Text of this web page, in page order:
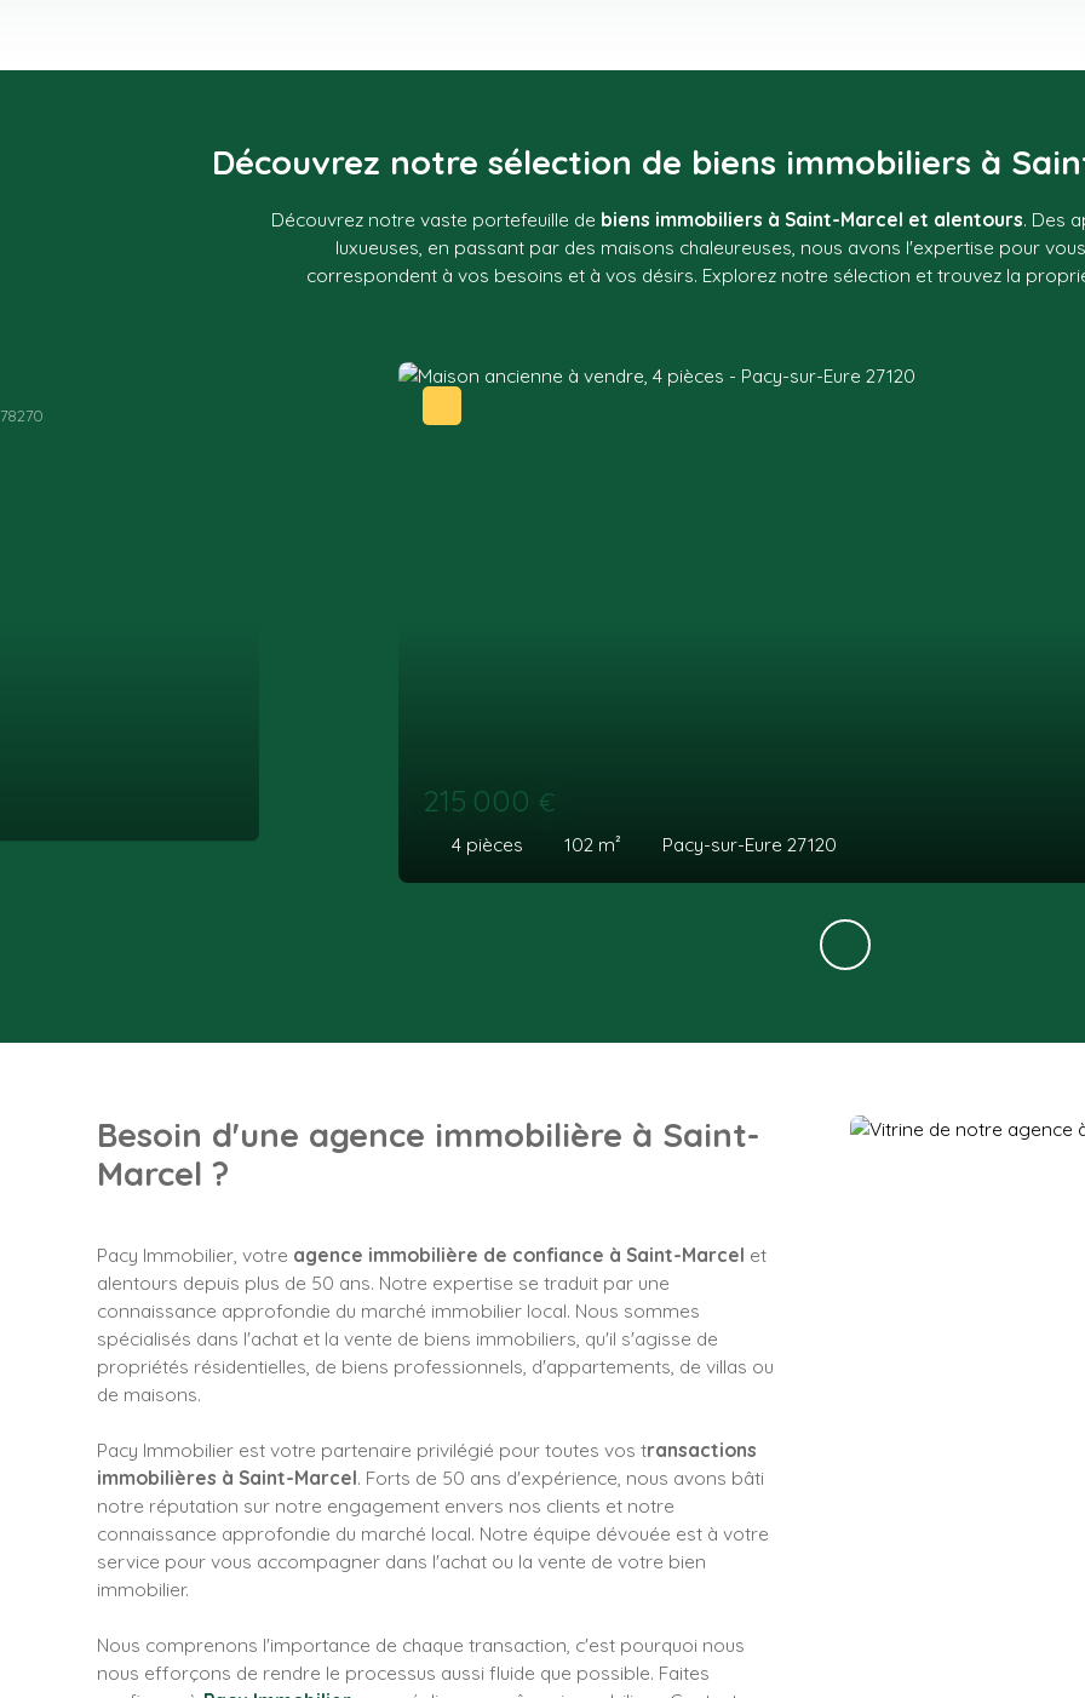
Découvrez notre sélection de biens immobiliers à
Découvrez notre vaste portefeuille de biens immobiliers à Saint-Marcel et alentours. Des
luxueuses, en passant par des maisons chaleureuses, nous avons l'expertise pour
correspondent à vos besoins et à vos désirs. Explorez notre sélection et trouvez la
562€ /mois CC
2pièces 34m² Pacy sur eure 27120
Besoin d'une agence immobilière à Saint-
Marcel ?
Pacy Immobilier, votre agence immobilière de confiance à Saint-Marcel et
alentours depuis plus de 50 ans. Notre expertise se traduit par une
connaissance approfondie du marché immobilier local. Nous sommes
spécialisés dans l'achat et la vente de biens immobiliers, qu'il s'agisse de
propriétés résidentielles, de biens professionnels, d'appartements, de villas ou
de maisons.
Pacy Immobilier est votre partenaire privilégié pour toutes vos transactions
immobilières à Saint-Marcel. Forts de 50 ans d'expérience, nous avons bâti
notre réputation sur notre engagement envers nos clients et notre
connaissance approfondie du marché local. Notre équipe dévouée est à votre
service pour vous accompagner dans l'achat ou la vente de votre bien
immobilier.
Nous comprenons l'importance de chaque transaction, c'est pourquoi nous
nous efforçons de rendre le processus aussi fluide que possible. Faites